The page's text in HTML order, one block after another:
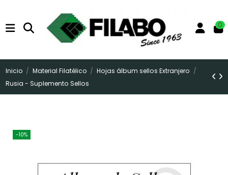
0
Inicio Material Filatélico
Hojas álbum sellos Extranjero
Rusia - Suplemento Sellos
-10%